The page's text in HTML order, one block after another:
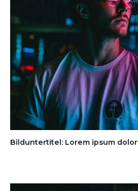
Bilduntertitel: Lorem ipsum dolor